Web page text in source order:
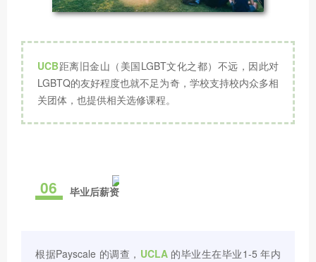
UCB距离旧金山（美国LGBT文化之都）不远，因此对
LGBTQ的友好程度也就不足为奇，学校支持校内众多相
关团体，也提供相关选修课程。
06 毕业后薪资
根据Payscale 的调查， UCLA 的毕业生在毕业1-5 年内